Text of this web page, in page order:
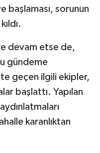
başlaması, sorunun
devam etse de,
gündeme
geçen ilgili ekipler,
başlattı. Yapılan
karanlıktan